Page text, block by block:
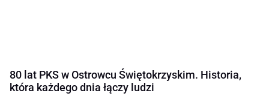
80 lat PKS w Ostrowcu Świętokrzyskim. Historia,
która każdego dnia łączy ludzi